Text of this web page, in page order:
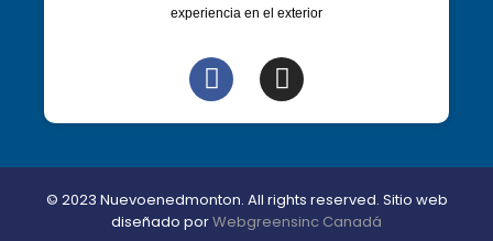
experiencia en el exterior
© 2023 Nuevoenedmonton. All rights reserved. Sitio web
diseñado porWebgreensinc Canadá